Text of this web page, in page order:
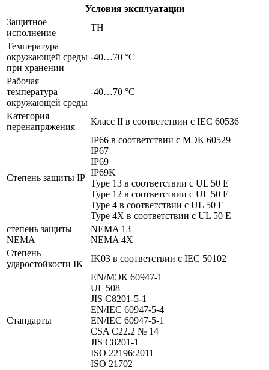
Условия эксплуатации
Защитное
исполнение
TH
Температура
окружающей среды
при хранении
-40…70 °C
Рабочая
температура
окружающей среды
-40…70 °C
Категория
перенапряжения
Класс II в соответствии с IEC 60536
Степень защиты IP
IP66 в соответствии с МЭК 60529
IP67
IP69
IP69K
Type 13 в соответствии с UL 50 E
Type 12 в соответствии с UL 50 E
Type 4 в соответствии с UL 50 E
Type 4X в соответствии с UL 50 E
степень защиты
NEMA
NEMA 13
NEMA 4X
Степень
ударостойкости IK
IK03 в соответствии с IEC 50102
Стандарты
EN/МЭК 60947-1
UL 508
JIS C8201-5-1
EN/IEC 60947-5-4
EN/IEC 60947-5-1
CSA C22.2 № 14
JIS C8201-1
ISO 22196:2011
ISO 21702